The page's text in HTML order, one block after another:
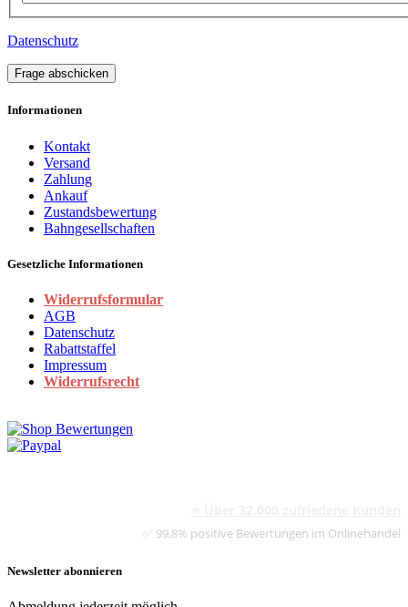
Datenschutz
Frage abschicken
Informationen
Kontakt
Versand
Zahlung
Ankauf
Zustandsbewertung
Bahngesellschaften
Gesetzliche Informationen
Widerrufsformular
AGB
Datenschutz
Rabattstaffel
Impressum
Widerrufsrecht
✅ 99,8% positive Bewertungen im Onlinehandel
Newsletter abonnieren